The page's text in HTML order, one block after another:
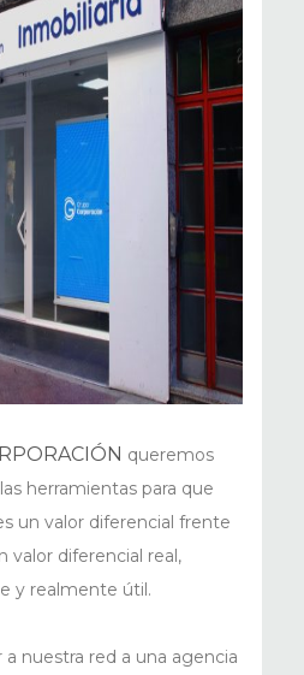
queremos
herramientas para que
un valor diferencial frente
valor diferencial real,
y realmente útil.
nuestra red a una agencia